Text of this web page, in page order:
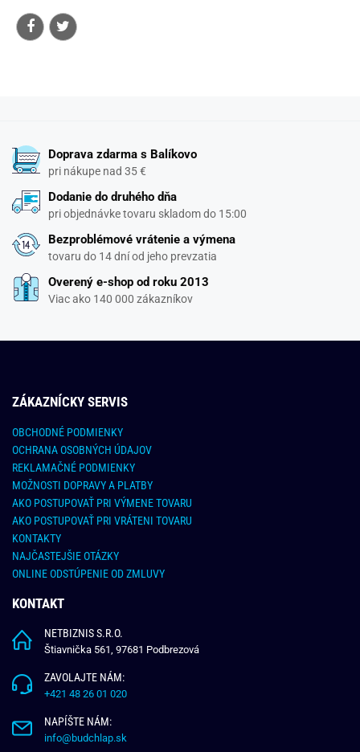
Doprava zdarma s Balíkovo
pri nákupe nad 35 €
Dodanie do druhého dňa
pri objednávke tovaru skladom do 15:00
Bezproblémové vrátenie a výmena
tovaru do 14 dní od jeho prevzatia
Overený e-shop od roku 2013
Viac ako 140 000 zákazníkov
ZÁKAZNÍCKY SERVIS
OBCHODNÉ PODMIENKY
OCHRANA OSOBNÝCH ÚDAJOV
REKLAMAČNÉ PODMIENKY
MOŽNOSTI DOPRAVY A PLATBY
AKO POSTUPOVAŤ PRI VÝMENE TOVARU
AKO POSTUPOVAŤ PRI VRÁTENI TOVARU
KONTAKTY
NAJČASTEJŠIE OTÁZKY
ONLINE ODSTÚPENIE OD ZMLUVY
KONTAKT
NETBIZNIS S.R.O.
Štiavnička 561, 97681 Podbrezová
ZAVOLAJTE NÁM:
+421 48 26 01 020
NAPÍŠTE NÁM:
info@budchlap.sk